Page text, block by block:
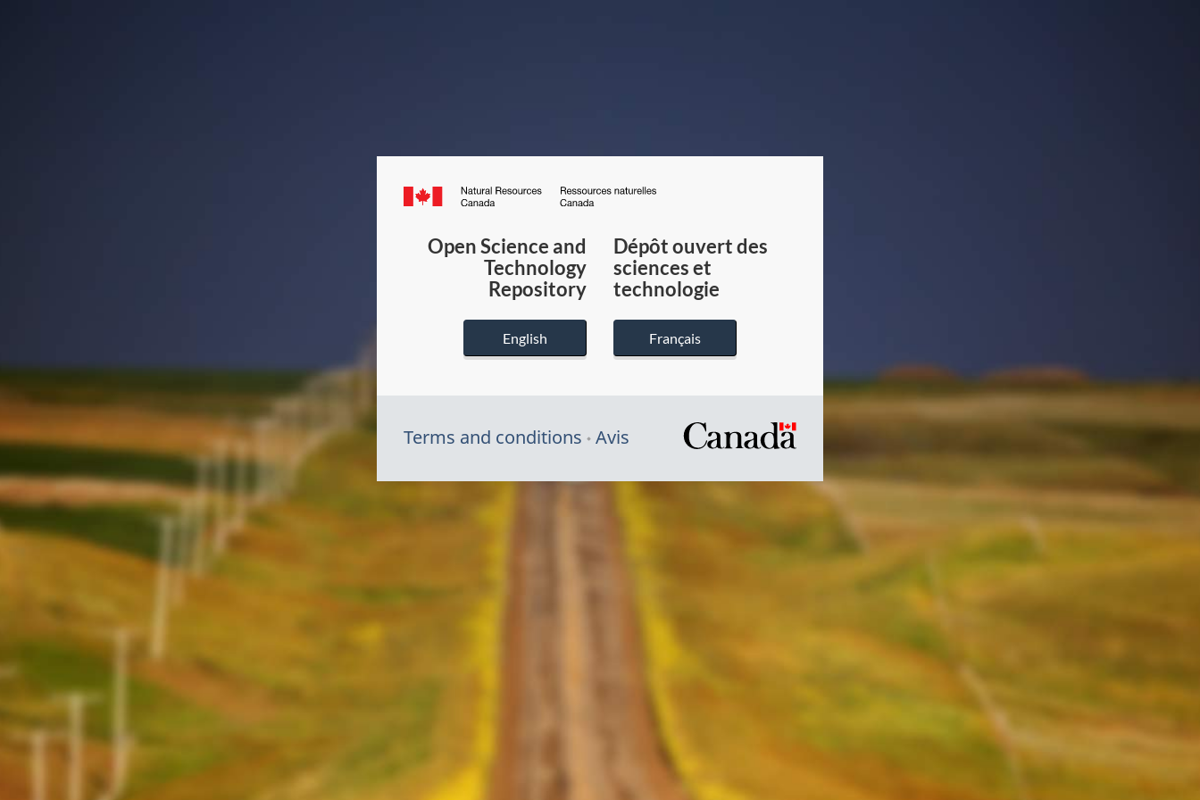
Canada.ca
du
Canada
Open Science and
Technology
Repository
English
Dépôt ouvert des
sciences et
technologie
Français
Terms and conditions Avis
/
Symbole
du
gouvernement
du